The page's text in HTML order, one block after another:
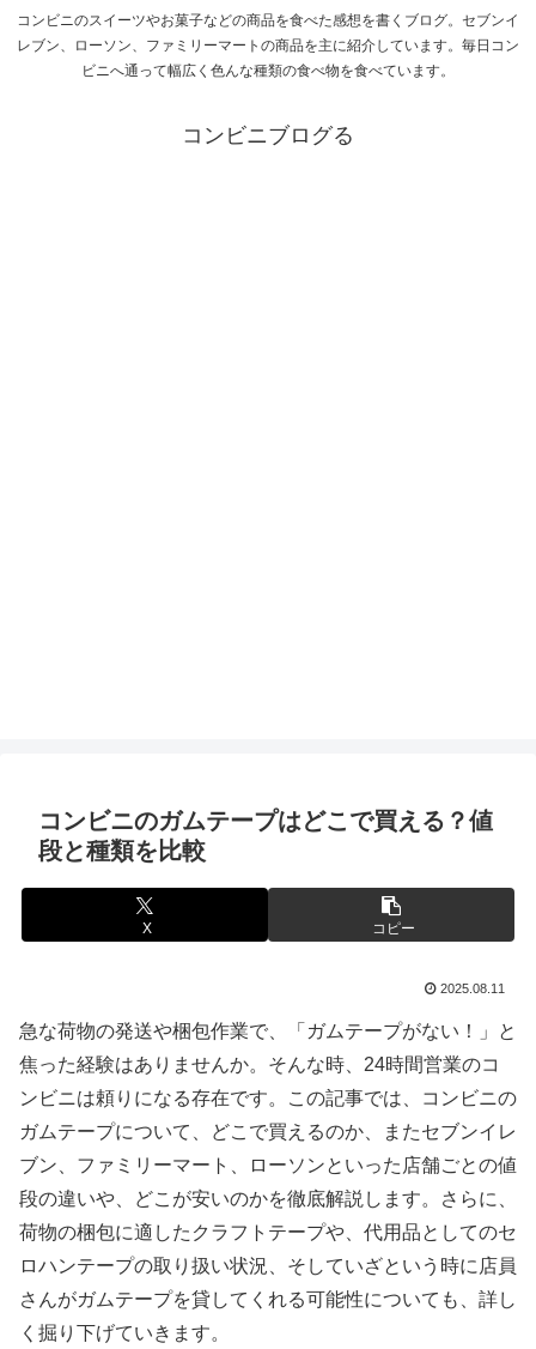
コンビニのスイーツやお菓子などの商品を食べた感想を書くブログ。セブンイ
レブン、ローソン、ファミリーマートの商品を主に紹介しています。毎日コン
ビニへ通って幅広く色んな種類の食べ物を食べています。
コンビニブログる
コンビニのガムテープはどこで買える？値
段と種類を比較
X コピー
2025.08.11
急な荷物の発送や梱包作業で、「ガムテープがない！」と
焦った経験はありませんか。そんな時、24時間営業のコ
ンビニは頼りになる存在です。この記事では、コンビニの
ガムテープについて、どこで買えるのか、またセブンイレ
ブン、ファミリーマート、ローソンといった店舗ごとの値
段の違いや、どこが安いのかを徹底解説します。さらに、
荷物の梱包に適したクラフトテープや、代用品としてのセ
ロハンテープの取り扱い状況、そしていざという時に店員
さんがガムテープを貸してくれる可能性についても、詳し
く掘り下げていきます。